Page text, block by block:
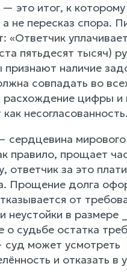
это итог, к
не пересказ спора.
«Ответчик
пятьдесят тысяч)
признают наличие
совпадать во
расхождение цифры и
несогласованность.
сердцевина
правило, прощает
ответчик за это
Прощение долга
от
неустойки в размере
о судьбе остатка
суд может усмотреть
и отказать в